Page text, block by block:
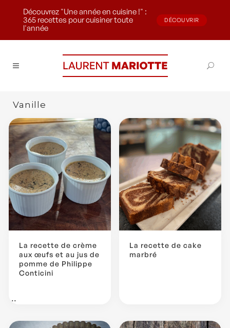
Découvrez "Une année en cuisine !" :
365 recettes pour cuisiner toute
l'année
DÉCOUVRIR
Vanille
La recette de crème
aux œufs et au jus de
pomme de Philippe
Conticini
...
La recette de cake
marbré